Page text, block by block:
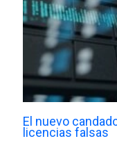
El nuevo
licencias falsas